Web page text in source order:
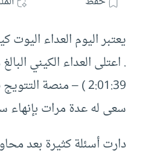
سعى له عدة مرات بإنهاء سباق الماراثون (